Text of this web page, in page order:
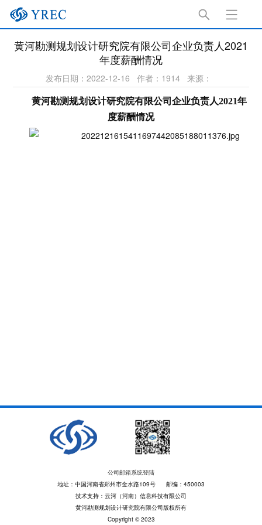
黄河勘测规划设计研究院有限公司企业负责人2021
年度薪酬情况
发布日期：2022-12-16 作者：1914 来源：
黄河勘测规划设计研究院有限公司企业负责人2021年
度薪酬情况
公司邮箱系统登陆
地址：中国河南省郑州市金水路109号 邮编：450003
技术支持：云河（河南）信息科技有限公司
黄河勘测规划设计研究院有限公司版权所有
Copyright © 2023